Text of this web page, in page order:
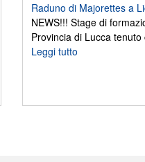
Raduno di Majorettes a
NEWS!!! Stage di
Provincia di Lucca
Leggi tutto